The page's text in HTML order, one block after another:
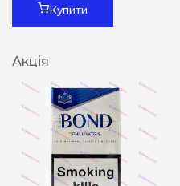
Купити
Акція